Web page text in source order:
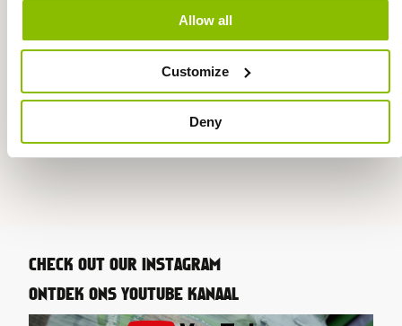
Allow all
Customize
Deny
MEER INFO
CHECK OUT OUR INSTAGRAM
ONTDEK ONS YOUTUBE KANAAL